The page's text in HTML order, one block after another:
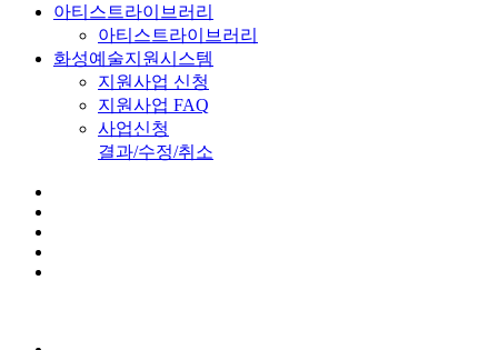
아티스트라이브러리
아티스트라이브러리
화성예술지원시스템
지원사업 신청
지원사업 FAQ
사업신청
결과/수정/취소